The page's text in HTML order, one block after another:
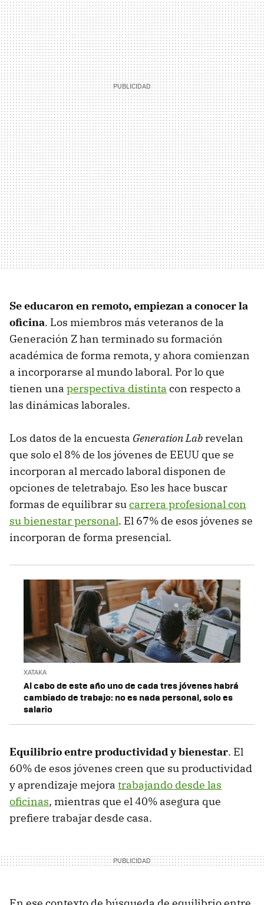
Se educaron en remoto, empiezan a conocer la
oficina. Los miembros más veteranos de la
Generación Z han terminado su formación
académica de forma remota, y ahora comienzan
a incorporarse al mundo laboral. Por lo que
tienen una perspectiva distinta con respecto a
las dinámicas laborales.
Los datos de la encuesta Generation Lab revelan
que solo el 8% de los jóvenes de EEUU que se
incorporan al mercado laboral disponen de
opciones de teletrabajo. Eso les hace buscar
formas de equilibrar sucarrera profesional con
su bienestar personal. El 67% de esos jóvenes se
incorporan de forma presencial.
XATAKA
Al cabo de este año uno de cada tres jóvenes habrá
cambiado de trabajo: no es nada personal, solo es
salario
Equilibrio entre productividad y bienestar. El
60% de esos jóvenes creen que su productividad
y aprendizaje mejora trabajando desde las
oficinas, mientras que el 40% asegura que
prefiere trabajar desde casa.